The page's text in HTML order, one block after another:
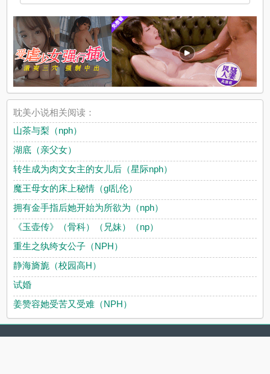
耽美小说相关阅读：
山茶与梨（nph）
湖底（亲父女）
转生成为肉文女主的女儿后（星际nph）
魔王母女的床上秘情（gl乱伦）
拥有金手指后她开始为所欲为（nph）
《玉壶传》（骨科）（兄妹）（np）
重生之纨绔女公子（NPH）
静海旖旎（校园高H）
试婚
姜赞容她受苦又受难（NPH）